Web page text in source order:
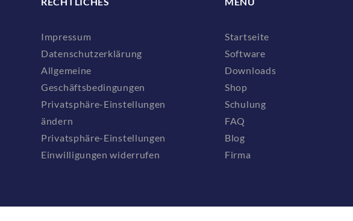
Impressum
Datenschutzerklärung
Allgemeine
Geschäftsbedingungen
Privatsphäre-Einstellungen
ändern
Privatsphäre-Einstellungen
Einwilligungen widerrufen
Startseite
Software
Downloads
Shop
Schulung
FAQ
Blog
Firma